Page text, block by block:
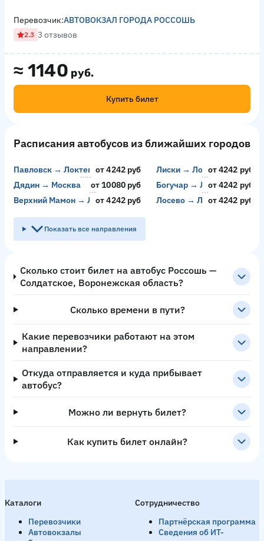
≈ 1140 руб.
Купить билет
Перевозчик:АВТОВОКЗАЛ ГОРОДА РОССОШЬ
2.3 3 отзывов
Расписания автобусов из ближайших городов
Павловск → Локтев от 4242 руб Лиски → Локтевот 4242 руб
Дядин → Москва
от 10080 руб Богучар → Локтевот 4242 руб
Верхний Мамон → Локтевот 4242 руб Лосево → Локтевот 4242 руб
Показать все направления
Сколько стоит билет на автобус Россошь —
Солдатское, Воронежская область?
Сколько времени в пути?
Какие перевозчики работают на этом
направлении?
Откуда отправляется и куда прибывает
автобус?
Можно ли вернуть билет?
Как купить билет онлайн?
Каталоги
Перевозчики
Автовокзалы
Сотрудничество
Партнёрская программа
Сведения об ИТ-